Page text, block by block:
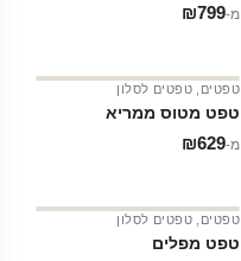
מ‑ ₪799
טפטים טפטים לסלון
טפט מטוס ממריא
מ‑ ₪629
טפטים טפטים לסלון
טפט מפלים